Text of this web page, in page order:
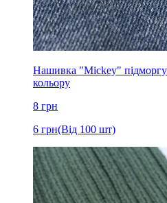
Нашивка "Mickey"
кольору
8 грн
6 грн(Від 100 шт)